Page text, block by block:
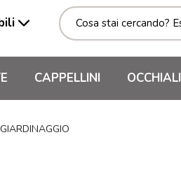
CAPPELLINI OCCHIALI